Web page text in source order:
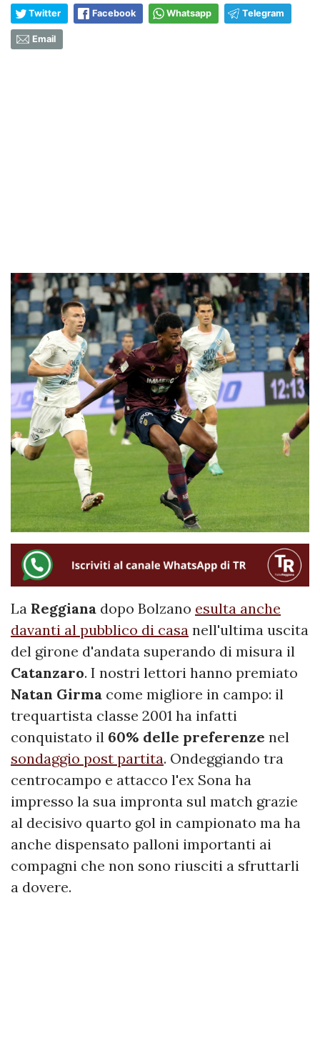
Twitter Facebook Whatsapp Telegram
Email
La Reggiana dopo Bolzano esulta anche
davanti al pubblico di casa nell'ultima uscita
del girone d'andata superando di misura il
Catanzaro. I nostri lettori hanno premiato
Natan Girma come migliore in campo: il
trequartista classe 2001 ha infatti
conquistato il 60% delle preferenze nel
sondaggio post partita. Ondeggiando tra
centrocampo e attacco l'ex Sona ha
impresso la sua impronta sul match grazie
al decisivo quarto gol in campionato ma ha
anche dispensato palloni importanti ai
compagni che non sono riusciti a sfruttarli
a dovere.